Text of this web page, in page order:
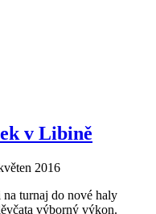
v Libině
2016
turnaj do nové haly
výborný výkon.